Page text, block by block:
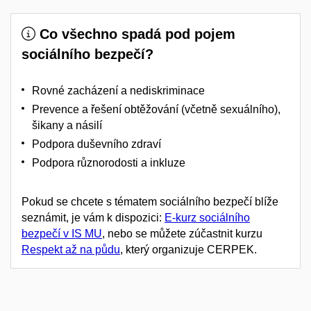
Co všechno spadá pod pojem
sociálního bezpečí?
Rovné zacházení a nediskriminace
Prevence a řešení obtěžování (včetně sexuálního),
šikany a násilí
Podpora duševního zdraví
Podpora různorodosti a inkluze
Pokud se chcete s tématem sociálního bezpečí blíže
seznámit, je vám k dispozici: E-kurz sociálního
bezpečí v IS MU, nebo se můžete zúčastnit kurzu
Respekt až na půdu, který organizuje CERPEK.